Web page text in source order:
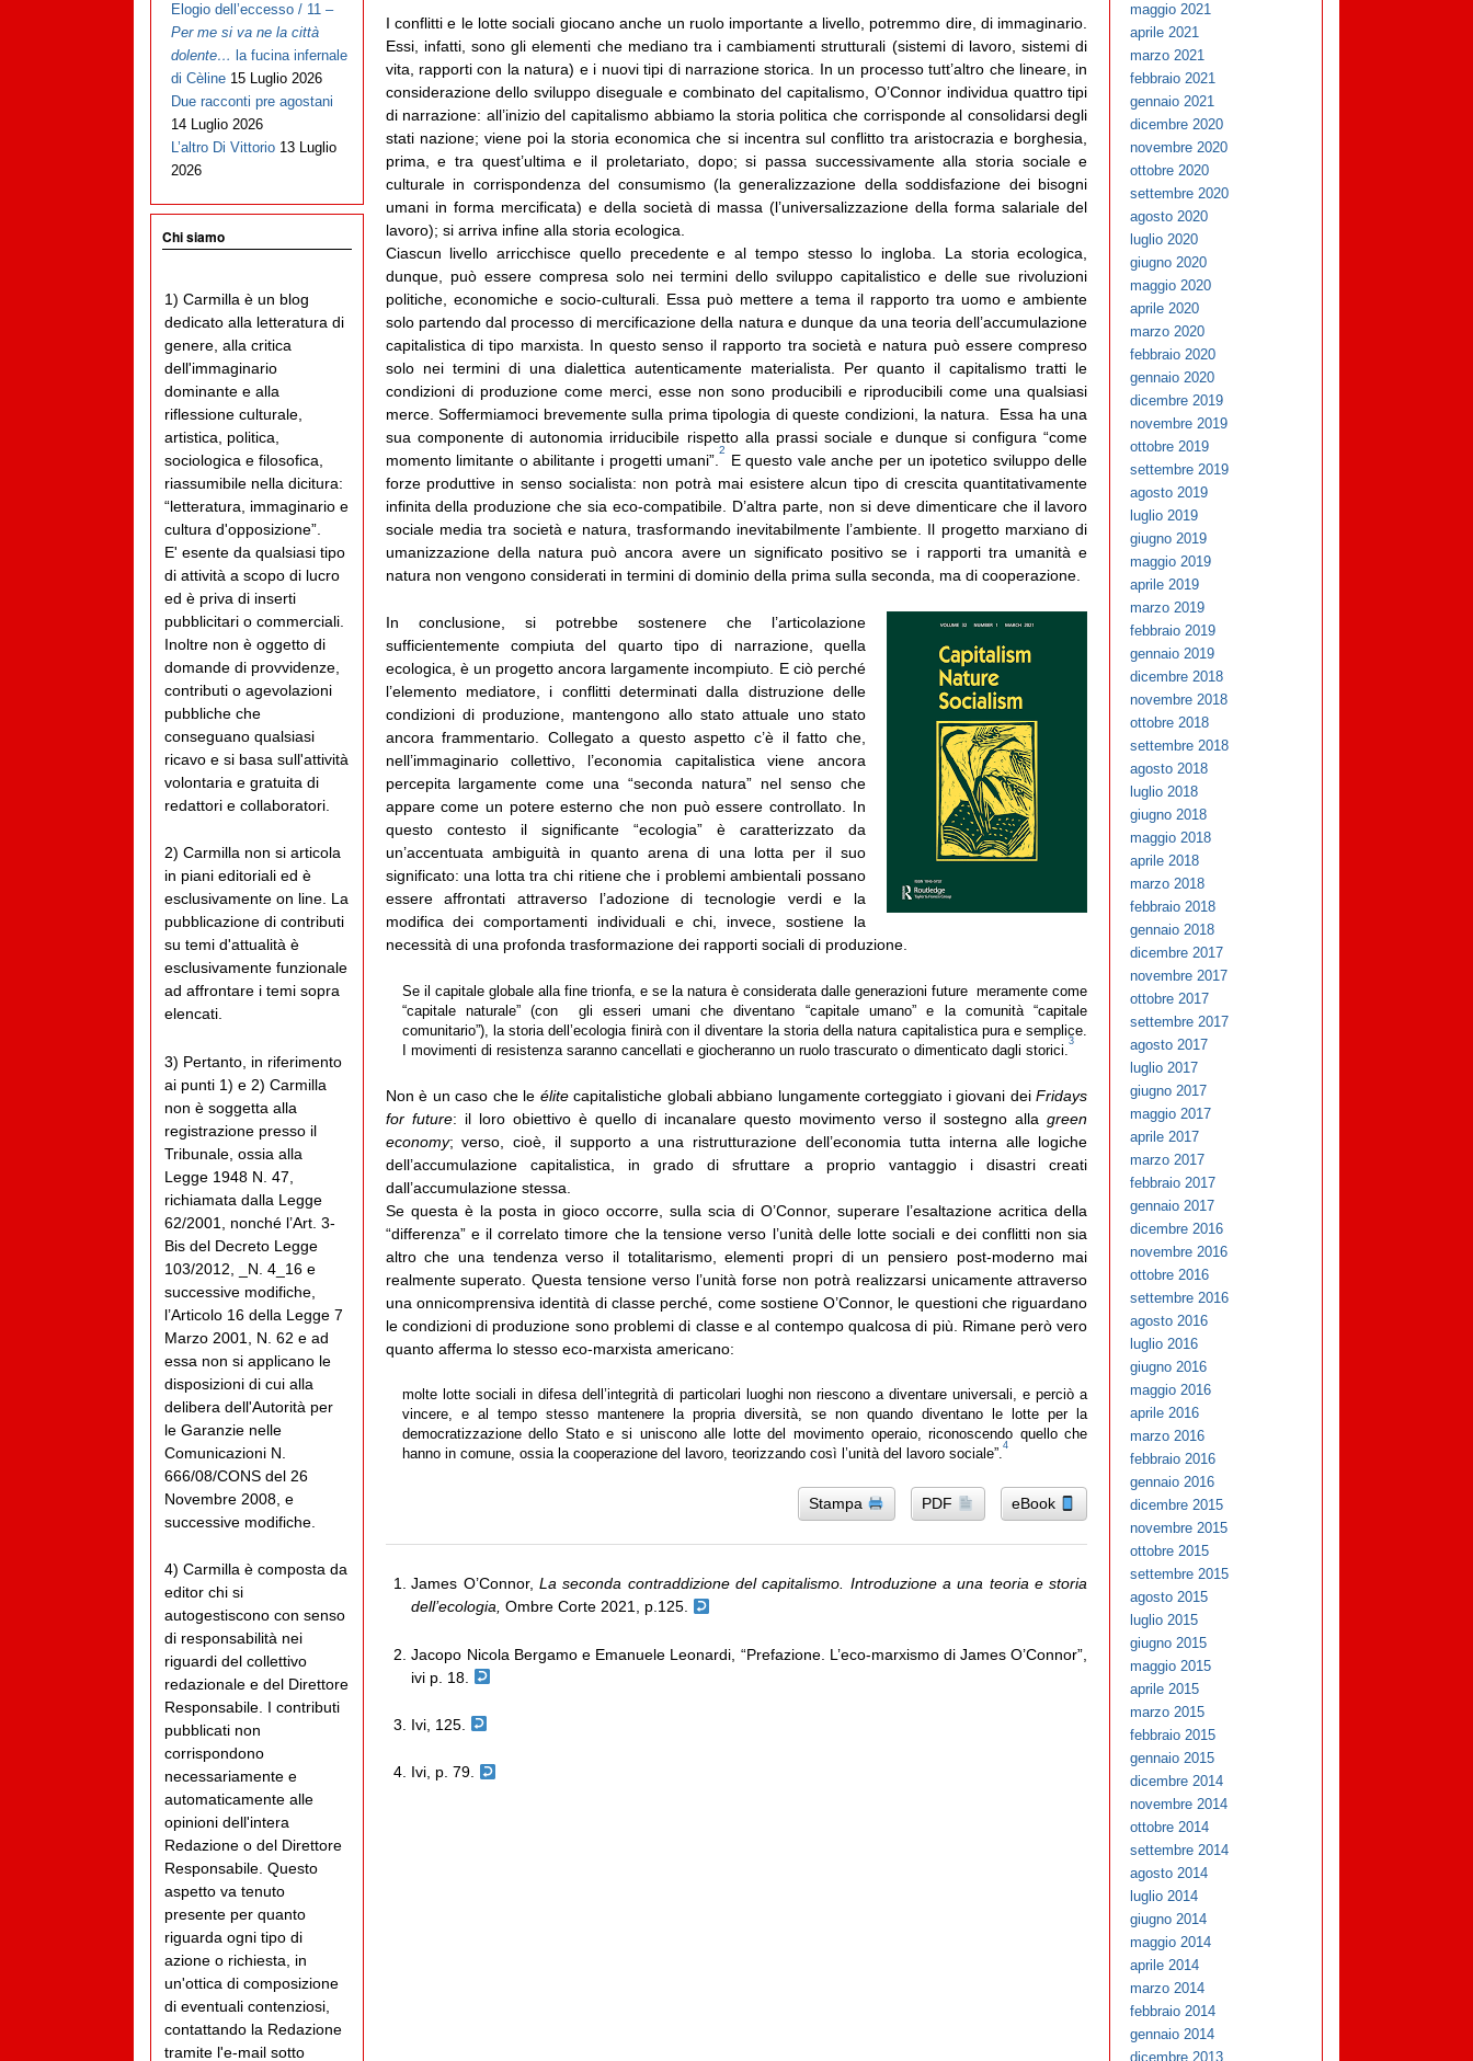
I conflitti e le lotte sociali giocano anche un ruolo importante a livello, potremmo dire, di immaginario.
Essi, infatti, sono gli elementi che mediano tra i cambiamenti strutturali (sistemi di lavoro, sistemi di
vita, rapporti con la natura) e i nuovi tipi di narrazione storica. In un processo tutt’altro che lineare, in
considerazione dello sviluppo diseguale e combinato del capitalismo, O’Connor individua quattro tipi
di narrazione: all’inizio del capitalismo abbiamo la storia politica che corrisponde al consolidarsi degli
stati nazione; viene poi la storia economica che si incentra sul conflitto tra aristocrazia e borghesia,
prima, e tra quest’ultima e il proletariato, dopo; si passa successivamente alla storia sociale e
culturale in corrispondenza del consumismo (la generalizzazione della soddisfazione dei bisogni
umani in forma mercificata) e della società di massa (l’universalizzazione della forma salariale del
lavoro); si arriva infine alla storia ecologica.
Ciascun livello arricchisce quello precedente e al tempo stesso lo ingloba. La storia ecologica,
dunque, può essere compresa solo nei termini dello sviluppo capitalistico e delle sue rivoluzioni
politiche, economiche e socio-culturali. Essa può mettere a tema il rapporto tra uomo e ambiente
solo partendo dal processo di mercificazione della natura e dunque da una teoria dell’accumulazione
capitalistica di tipo marxista. In questo senso il rapporto tra società e natura può essere compreso
solo nei termini di una dialettica autenticamente materialista. Per quanto il capitalismo tratti le
condizioni di produzione come merci, esse non sono producibili e riproducibili come una qualsiasi
merce. Soffermiamoci brevemente sulla prima tipologia di queste condizioni, la natura. Essa ha una
sua componente di autonomia irriducibile rispetto alla prassi sociale e dunque si configura “come
momento limitante o abilitante i progetti umani”.
2
E questo vale anche per un ipotetico sviluppo delle
forze produttive in senso socialista: non potrà mai esistere alcun tipo di crescita quantitativamente
infinita della produzione che sia eco-compatibile. D’altra parte, non si deve dimenticare che il lavoro
sociale media tra società e natura, trasformando inevitabilmente l’ambiente. Il progetto marxiano di
umanizzazione della natura può ancora avere un significato positivo se i rapporti tra umanità e
natura non vengono considerati in termini di dominio della prima sulla seconda, ma di cooperazione.
In conclusione, si potrebbe sostenere che l’articolazione
sufficientemente compiuta del quarto tipo di narrazione, quella
ecologica, è un progetto ancora largamente incompiuto. E ciò perché
l’elemento mediatore, i conflitti determinati dalla distruzione delle
condizioni di produzione, mantengono allo stato attuale uno stato
ancora frammentario. Collegato a questo aspetto c’è il fatto che,
nell’immaginario collettivo, l’economia capitalistica viene ancora
percepita largamente come una “seconda natura” nel senso che
appare come un potere esterno che non può essere controllato. In
questo contesto il significante “ecologia” è caratterizzato da
un’accentuata ambiguità in quanto arena di una lotta per il suo
significato: una lotta tra chi ritiene che i problemi ambientali possano
essere affrontati attraverso l’adozione di tecnologie verdi e la
modifica dei comportamenti individuali e chi, invece, sostiene la
necessità di una profonda trasformazione dei rapporti sociali di produzione.
Se il capitale globale alla fine trionfa, e se la natura è considerata dalle generazioni future meramente come
“capitale naturale” (con gli esseri umani che diventano “capitale umano” e la comunità “capitale
comunitario”), la storia dell’ecologia finirà con il diventare la storia della natura capitalistica pura e semplice.
I movimenti di resistenza saranno cancellati e giocheranno un ruolo trascurato o dimenticato dagli storici.
3
Non è un caso che le élitecapitalistiche globali abbiano lungamente corteggiato i giovani deiFridays
for future: il loro obiettivo è quello di incanalare questo movimento verso il sostegno allagreen
economy; verso, cioè, il supporto a una ristrutturazione dell’economia tutta interna alle logiche
dell’accumulazione capitalistica, in grado di sfruttare a proprio vantaggio i disastri creati
dall’accumulazione stessa.
Se questa è la posta in gioco occorre, sulla scia di O’Connor, superare l’esaltazione acritica della
“differenza” e il correlato timore che la tensione verso l’unità delle lotte sociali e dei conflitti non sia
altro che una tendenza verso il totalitarismo, elementi propri di un pensiero post-moderno mai
realmente superato. Questa tensione verso l’unità forse non potrà realizzarsi unicamente attraverso
una onnicomprensiva identità di classe perché, come sostiene O’Connor, le questioni che riguardano
le condizioni di produzione sono problemi di classe e al contempo qualcosa di più. Rimane però vero
quanto afferma lo stesso eco-marxista americano:
molte lotte sociali in difesa dell’integrità di particolari luoghi non riescono a diventare universali, e perciò a
vincere, e al tempo stesso mantenere la propria diversità, se non quando diventano le lotte per la
democratizzazione dello Stato e si uniscono alle lotte del movimento operaio, riconoscendo quello che
hanno in comune, ossia la cooperazione del lavoro, teorizzando così l’unità del lavoro sociale”.
4
Stampa PDF eBook
James O’Connor, La seconda contraddizione del capitalismo. Introduzione a una teoria e storia
dell’ecologia,Ombre Corte 2021, p.125.
Jacopo Nicola Bergamo e Emanuele Leonardi, “Prefazione. L’eco-marxismo di James O’Connor”,
ivi p. 18.
Ivi, 125.
Ivi, p. 79.
Elogio dell’eccesso / 11 –
Per me si va ne la città
dolente… la fucina infernale
di Cèline 15 Luglio 2026
Due racconti pre agostani
14 Luglio 2026
L’altro Di Vittorio 13 Luglio
2026
Chi siamo
1) Carmilla è un blog
dedicato alla letteratura di
genere, alla critica
dell'immaginario
dominante e alla
riflessione culturale,
artistica, politica,
sociologica e filosofica,
riassumibile nella dicitura:
“letteratura, immaginario e
cultura d'opposizione”.
E' esente da qualsiasi tipo
di attività a scopo di lucro
ed è priva di inserti
pubblicitari o commerciali.
Inoltre non è oggetto di
domande di provvidenze,
contributi o agevolazioni
pubbliche che
conseguano qualsiasi
ricavo e si basa sull'attività
volontaria e gratuita di
redattori e collaboratori.
2) Carmilla non si articola
in piani editoriali ed è
esclusivamente on line. La
pubblicazione di contributi
su temi d'attualità è
esclusivamente funzionale
ad affrontare i temi sopra
elencati.
3) Pertanto, in riferimento
ai punti 1) e 2) Carmilla
non è soggetta alla
registrazione presso il
Tribunale, ossia alla
Legge 1948 N. 47,
richiamata dalla Legge
62/2001, nonché l’Art. 3-
Bis del Decreto Legge
103/2012, _N. 4_16 e
successive modifiche,
l’Articolo 16 della Legge 7
Marzo 2001, N. 62 e ad
essa non si applicano le
disposizioni di cui alla
delibera dell'Autorità per
le Garanzie nelle
Comunicazioni N.
666/08/CONS del 26
Novembre 2008, e
successive modifiche.
4) Carmilla è composta da
editor chi si
autogestiscono con senso
di responsabilità nei
riguardi del collettivo
redazionale e del Direttore
Responsabile. I contributi
pubblicati non
corrispondono
necessariamente e
automaticamente alle
opinioni dell'intera
Redazione o del Direttore
Responsabile. Questo
aspetto va tenuto
presente per quanto
riguarda ogni tipo di
azione o richiesta, in
un'ottica di composizione
di eventuali contenziosi,
contattando la Redazione
tramite l'e-mail sotto
maggio 2021
aprile 2021
marzo 2021
febbraio 2021
gennaio 2021
dicembre 2020
novembre 2020
ottobre 2020
settembre 2020
agosto 2020
luglio 2020
giugno 2020
maggio 2020
aprile 2020
marzo 2020
febbraio 2020
gennaio 2020
dicembre 2019
novembre 2019
ottobre 2019
settembre 2019
agosto 2019
luglio 2019
giugno 2019
maggio 2019
aprile 2019
marzo 2019
febbraio 2019
gennaio 2019
dicembre 2018
novembre 2018
ottobre 2018
settembre 2018
agosto 2018
luglio 2018
giugno 2018
maggio 2018
aprile 2018
marzo 2018
febbraio 2018
gennaio 2018
dicembre 2017
novembre 2017
ottobre 2017
settembre 2017
agosto 2017
luglio 2017
giugno 2017
maggio 2017
aprile 2017
marzo 2017
febbraio 2017
gennaio 2017
dicembre 2016
novembre 2016
ottobre 2016
settembre 2016
agosto 2016
luglio 2016
giugno 2016
maggio 2016
aprile 2016
marzo 2016
febbraio 2016
gennaio 2016
dicembre 2015
novembre 2015
ottobre 2015
settembre 2015
agosto 2015
luglio 2015
giugno 2015
maggio 2015
aprile 2015
marzo 2015
febbraio 2015
gennaio 2015
dicembre 2014
novembre 2014
ottobre 2014
settembre 2014
agosto 2014
luglio 2014
giugno 2014
maggio 2014
aprile 2014
marzo 2014
febbraio 2014
gennaio 2014
dicembre 2013